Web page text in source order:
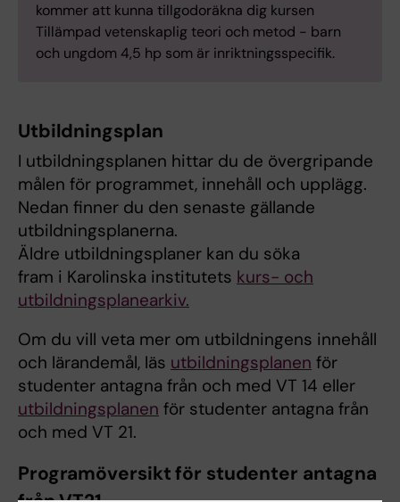
kommer att kunna tillgodoräkna dig kursen
Tillämpad vetenskaplig teori och metod - barn
och ungdom 4,5 hp som är inriktningsspecifik.
Utbildningsplan
I utbildningsplanen hittar du de övergripande
målen för programmet, innehåll och upplägg.
Nedan finner du den senaste gällande
utbildningsplanerna.
Äldre utbildningsplaner kan du söka
fram i Karolinska institutets kurs- och
utbildningsplanearkiv.
Om du vill veta mer om utbildningens innehåll
och lärandemål, läs utbildningsplanen för
studenter antagna från och med VT 14 eller
utbildningsplanen för studenter antagna från
och med VT 21.
Programöversikt för studenter antagna